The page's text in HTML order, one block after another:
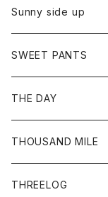
カーディガン
オーバーオール
ブレスレット
リング
ブーツ
サンダル
Sunny side up
アウター
Ｇジャン
ボトム
ジーンズ
SWEET PANTS
ボトム
ショートパンツ
THE DAY
トップス
Tシャツ
THOUSAND MILE
THREELOG